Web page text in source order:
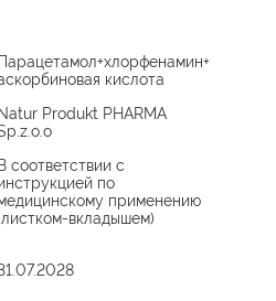
Парацетамол+хлорфенамин+
кислота
Natur Produkt PHARMA
В соответствии с
по
применению
вкладышем)